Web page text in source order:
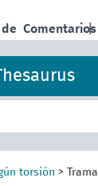
|
de Comentarios
torsión > Trama